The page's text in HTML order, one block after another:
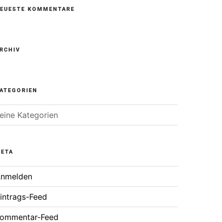
KOMMENTARE
Kategorien
Feed
Feed